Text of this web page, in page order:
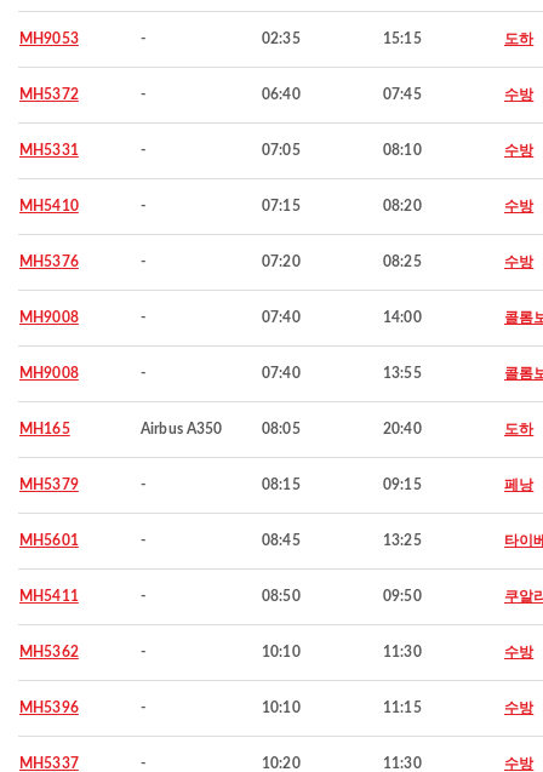
MH9053 - 02:35 15:15 도하
MH5372 - 06:40 07:45 수방
MH5331 - 07:05 08:10 수방
MH5410 - 07:15 08:20 수방
MH5376 - 07:20 08:25 수방
MH9008 - 07:40 14:00 콜롬
MH9008 - 07:40 13:55 콜롬
MH165 Airbus A350 08:05 20:40 도하
MH5379 - 08:15 09:15 페낭
MH5601 - 08:45 13:25 타이
MH5411 - 08:50 09:50 쿠알
MH5362 - 10:10 11:30 수방
MH5396 - 10:10 11:15 수방
MH5337 - 10:20 11:30 수방